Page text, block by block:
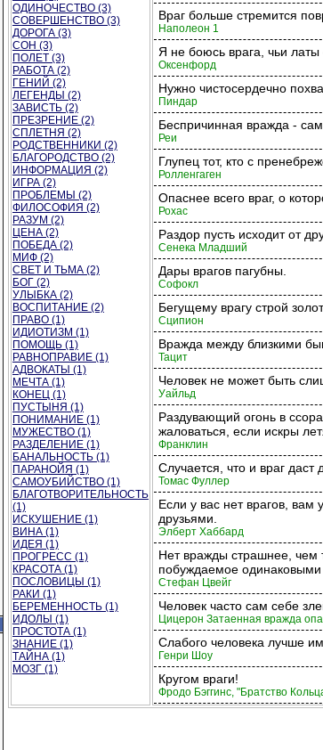
ОДИНОЧЕСТВО (3)
СОВЕРШЕНСТВО (3)
ДОРОГА (3)
СОН (3)
ПОЛЕТ (3)
РАБОТА (2)
ГЕНИЙ (2)
ЛЕГЕНДЫ (2)
ЗАВИСТЬ (2)
ПРЕЗРЕНИЕ (2)
СПЛЕТНЯ (2)
РОДСТВЕННИКИ (2)
БЛАГОРОДСТВО (2)
ИНФОРМАЦИЯ (2)
ИГРА (2)
ПРОБЛЕМЫ (2)
ФИЛОСОФИЯ (2)
РАЗУМ (2)
ЦЕНА (2)
ПОБЕДА (2)
МИФ (2)
СВЕТ И ТЬМА (2)
БОГ (2)
УЛЫБКА (2)
ВОСПИТАНИЕ (2)
ПРАВО (1)
ИДИОТИЗМ (1)
ПОМОЩЬ (1)
РАВНОПРАВИЕ (1)
АДВОКАТЫ (1)
МЕЧТА (1)
КОНЕЦ (1)
ПУСТЫНЯ (1)
ПОНИМАНИЕ (1)
МУЖЕСТВО (1)
РАЗДЕЛЕНИЕ (1)
БАНАЛЬНОСТЬ (1)
ПАРАНОЙЯ (1)
САМОУБИЙСТВО (1)
БЛАГОТВОРИТЕЛЬНОСТЬ
(1)
ИСКУШЕНИЕ (1)
ВИНА (1)
ИДЕЯ (1)
ПРОГРЕСС (1)
КРАСОТА (1)
ПОСЛОВИЦЫ (1)
РАКИ (1)
БЕРЕМЕННОСТЬ (1)
ИДОЛЫ (1)
ПРОСТОТА (1)
ЗНАНИЕ (1)
ТАЙНА (1)
МОЗГ (1)
Враг больше стремится
Наполеон 1
Я не боюсь врага, чьи латы
Оксенфорд
Нужно чистосердечно
Пиндар
Беспричинная вражда -
Реи
Глупец тот, кто с
Ролленгаген
Опаснее всего враг, о
Рохас
Раздор пусть исходит от
Сенека Младший
Дары врагов пагубны.
Софокл
Бегущему врагу строй
Сципион
Вражда между близкими
Тацит
Человек не может быть
Уайльд
Раздувающий огонь в
жаловаться, если искры
Франклин
Случается, что и враг даст
Томас Фуллер
Если у вас нет врагов, вам
друзьями.
Элберт Хаббард
Нет вражды страшнее, чем
побуждаемое
Стефан Цвейг
Человек часто сам себе
Цицерон Затаенная вражда
Слабого человека лучше
Генри Шоу
Кругом враги!
Фродо Бэггинс, "Братство